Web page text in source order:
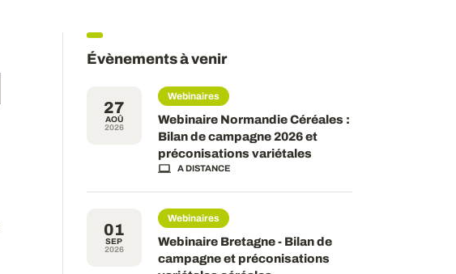
Évènements à venir
27
AOÛ
2026
Webinaires
Webinaire Normandie Céréales :
Bilan de campagne 2026 et
préconisations variétales
A DISTANCE
01
SEP
2026
Webinaires
Webinaire Bretagne - Bilan de
campagne et préconisations